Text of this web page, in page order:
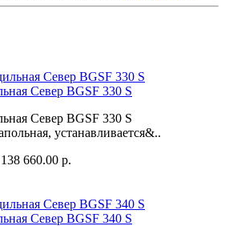
Север BGSF 330 S
Север BGSF 330 S
устанавливается&..
660.00 р.
Север BGSF 340 S